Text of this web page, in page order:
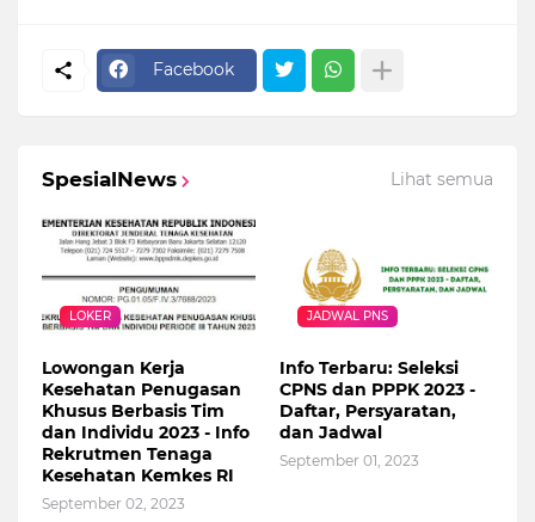
Facebook
SpesialNews Lihat semua
LOKER
Lowongan Kerja
Kesehatan Penugasan
Khusus Berbasis Tim
dan Individu 2023 - Info
Rekrutmen Tenaga
Kesehatan Kemkes RI
September 02, 2023
JADWAL PNS
Info Terbaru: Seleksi
CPNS dan PPPK 2023 -
Daftar, Persyaratan,
dan Jadwal
September 01, 2023